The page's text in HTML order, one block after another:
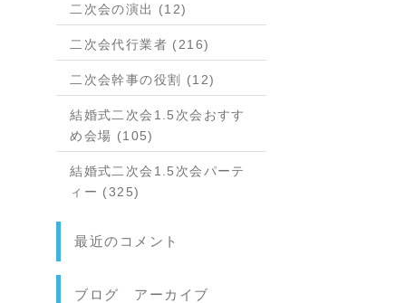
二次会の演出 (12)
二次会代行業者 (216)
二次会幹事の役割 (12)
結婚式二次会1.5次会おすす
め会場 (105)
結婚式二次会1.5次会パーテ
ィー (325)
最近のコメント
ブログ アーカイブ